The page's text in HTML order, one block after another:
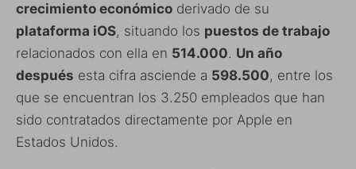
crecimiento económico derivado de su
plataforma iOS, situando los puestos de trabajo
relacionados con ella en 514.000. Un año
después esta cifra asciende a 598.500, entre los
que se encuentran los 3.250 empleados que han
sido contratados directamente por Apple en
Estados Unidos.